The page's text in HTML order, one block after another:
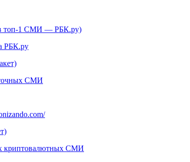
в топ-1 СМИ — РБК.ру)
РБК.ру
СМИ
криптовалютных СМИ